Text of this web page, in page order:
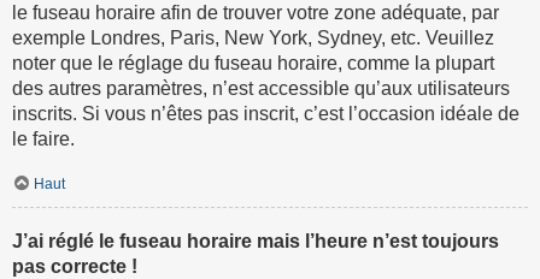
le fuseau horaire afin de trouver votre zone adéquate, par
exemple Londres, Paris, New York, Sydney, etc. Veuillez
noter que le réglage du fuseau horaire, comme la plupart
des autres paramètres, n’est accessible qu’aux utilisateurs
inscrits. Si vous n’êtes pas inscrit, c’est l’occasion idéale de
le faire.
Haut
J’ai réglé le fuseau horaire mais l’heure n’est toujours
pas correcte !